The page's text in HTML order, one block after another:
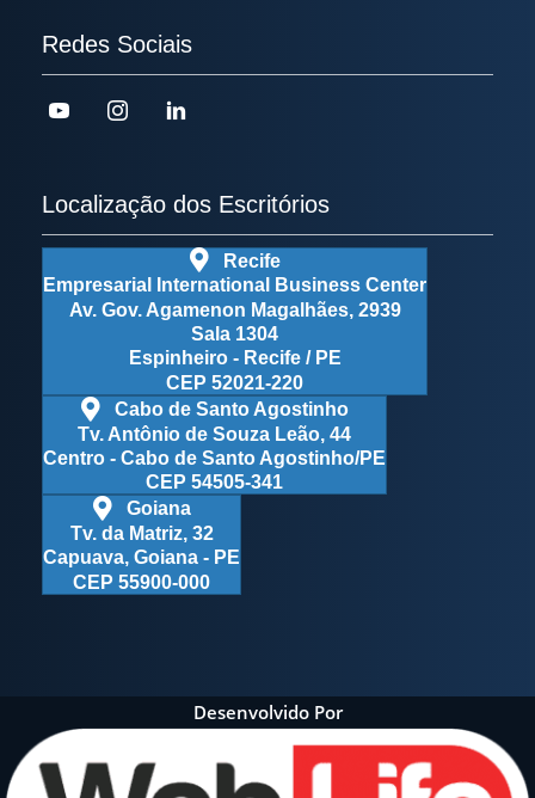
Redes Sociais
Localização dos Escritórios
Recife
Empresarial International Business Center
Av. Gov. Agamenon Magalhães, 2939
Sala 1304
Espinheiro - Recife / PE
CEP 52021-220
Cabo de Santo Agostinho
Tv. Antônio de Souza Leão, 44
Centro - Cabo de Santo Agostinho/PE
CEP 54505-341
Goiana
Tv. da Matriz, 32
Capuava, Goiana - PE
CEP 55900-000
Desenvolvido Por